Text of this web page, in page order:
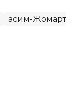
Қасим-Жомарт